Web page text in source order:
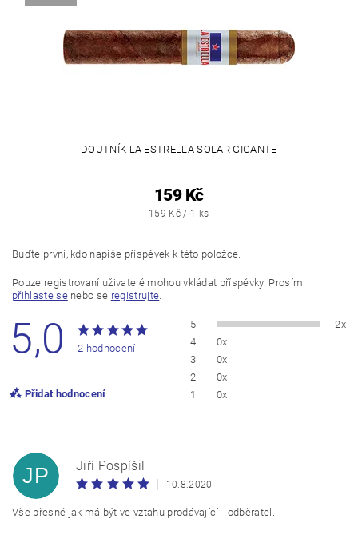
DOUTNÍK LA ESTRELLA SOLAR GIGANTE
159 Kč
159 Kč / 1 ks
Buďte první, kdo napíše příspěvek k této položce.
Pouze registrovaní uživatelé mohou vkládat příspěvky. Prosím
přihlaste senebo se registrujte
5,0 2 hodnocení
Přidat hodnocení
5
2x
4
0x
3
0x
2
0x
1
0x
JP
Jiří Pospíšil
|
10.8.2020
Vše přesně jak má být ve vztahu prodávající - odběratel.